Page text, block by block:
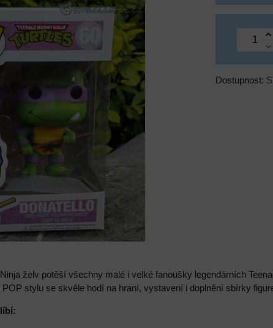
Dostupnost:
želv potěší všechny malé i velké fanoušky legendárních
stylu se skvěle hodí na hraní, vystavení i doplnění sbírky